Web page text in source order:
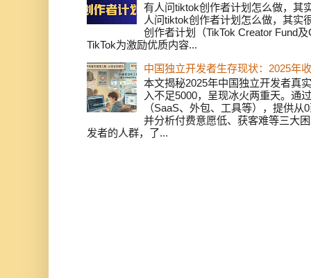
有人问tiktok创作者计划怎么做，其
人问tiktok创作者计划怎么做，其实
创作者计划（TikTok Creator Fund
TikTok为激励优质内容...
中国独立开发者生存现状：2025年
本文揭秘2025年中国独立开发者真
入不足5000，呈现冰火两重天。通
（SaaS、外包、工具等），提供
并分析付费意愿低、获客难等三大
发者的人群，了...